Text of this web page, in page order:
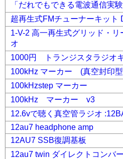
「だれでもできる電波通信実
超再生式FMチューナーキット
1-V-2 高一再生式グリッド・
オ
1000円 トランジスタラジオ
100kHz マーカー (真空封印
100kHzstep マーカー
100kHz マーカー v3
12.6vで聴く真空管ラジオ
12au7 headphone amp
12AU7 SSB復調基板
12au7 twin ダイレクトコンバ